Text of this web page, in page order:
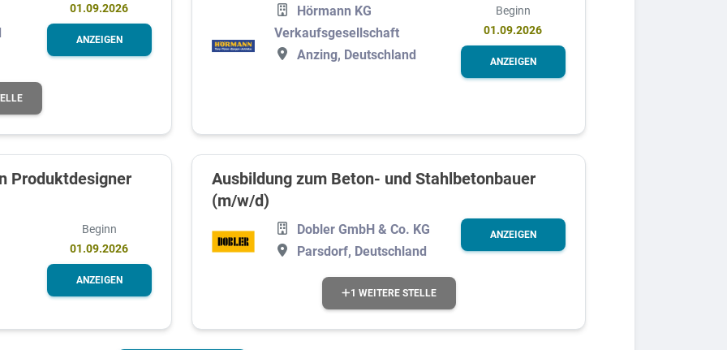
01.09.2026
ANZEIGEN
Hörmann KG
Verkaufsgesellschaft
Anzing, Deutschland
Beginn
01.09.2026
ANZEIGEN
Produktdesigner
Beginn
01.09.2026
ANZEIGEN
Ausbildung zum Beton- und Stahlbetonbauer
(m/w/d)
Dobler GmbH & Co. KG
Parsdorf, Deutschland
ANZEIGEN
1 WEITERE STELLE